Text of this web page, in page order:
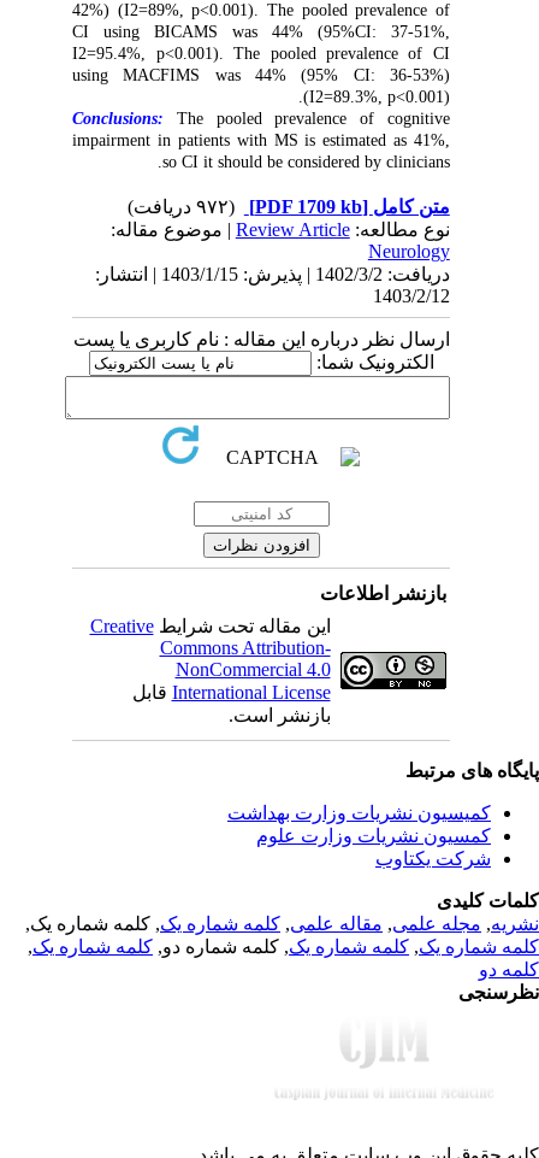
42%) (I2=89%, p<0.001). The pooled prevalence of
CI using BICAMS was 44% (95%CI: 37-51%,
I2=95.4%, p<0.001). The pooled prevalence of CI
using MACFIMS was 44% (95% CI: 36-53%)
(I2=89.3%, p<0.001).
Conclusions:The pooled prevalence of cognitive
impairment in patients with MS is estimated as 41%,
so CI it should be considered by clinicians.
متن کامل[PDF 1709 kb]
نوع مطالعه:Review Article| موضوع مقاله:
Neurology
دریافت: 1402/3/2 | پذیرش: 1403/1/15 | انتشار:
1403/2/12
ارسال نظر درباره این مقاله : نام کاربری یا پست
الکترونیک شما:
بازنشر اطلاعات
این مقاله تحت شرایطCreative
Commons Attribution-
NonCommercial 4.0
International Licenseقابل
بازنشر است.
های مرتبط
کمیسیون نشریات وزارت بهداشت
کمسیون نشریات وزارت علوم
شرکت یکتاوب
کلیدی
,مجله علمی, مقاله علمی, کلمه شماره یک, کلمه شماره یک,
شماره یک,کلمه شماره یک, کلمه شماره دو,کلمه شماره یک,
دو